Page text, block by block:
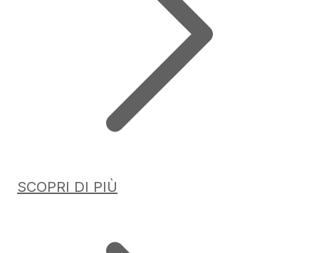
SCOPRI DI PIÙ